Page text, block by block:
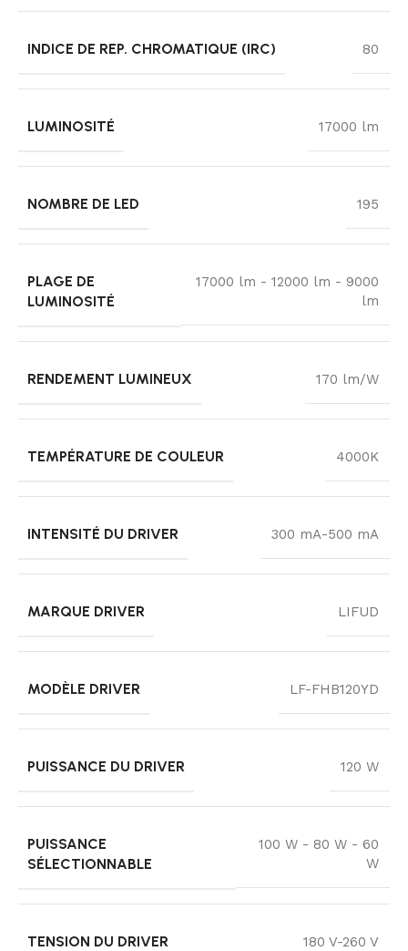
INDICE DE REP. CHROMATIQUE (IRC) 80
LUMINOSITÉ 17000 lm
NOMBRE DE LED 195
PLAGE DE
LUMINOSITÉ
17000 lm - 12000 lm - 9000
lm
RENDEMENT LUMINEUX 170 lm/W
TEMPÉRATURE DE COULEUR 4000K
INTENSITÉ DU DRIVER 300 mA-500 mA
MARQUE DRIVER LIFUD
MODÈLE DRIVER LF-FHB120YD
PUISSANCE DU DRIVER 120 W
PUISSANCE
SÉLECTIONNABLE
100 W - 80 W - 60
W
TENSION DU DRIVER 180 V-260 V